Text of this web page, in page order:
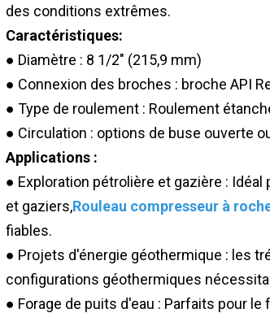
des conditions extrêmes.
Caractéristiques:
● Diamètre : 8 1/2" (215,9 mm)
● Connexion des broches : broche API
● Type de roulement : Roulement
● Circulation : options de buse ouverte
Applications :
● Exploration pétrolière et gazière :
et gaziers,Rouleau compresseur à
fiables.
● Projets d'énergie géothermique : les
configurations géothermiques
● Forage de puits d'eau : Parfaits pour